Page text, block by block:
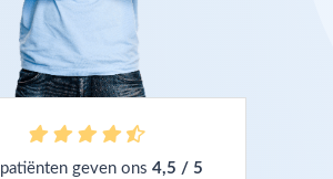
patiënten geven ons 4,5 / 5